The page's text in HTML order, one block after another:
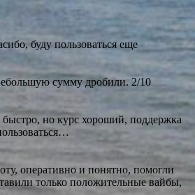
буду пользоваться еще
сумму дробили. 2/10
быстро, но курс хороший, поддержка
оперативно и понятно, помогли
только положительные вайбы,